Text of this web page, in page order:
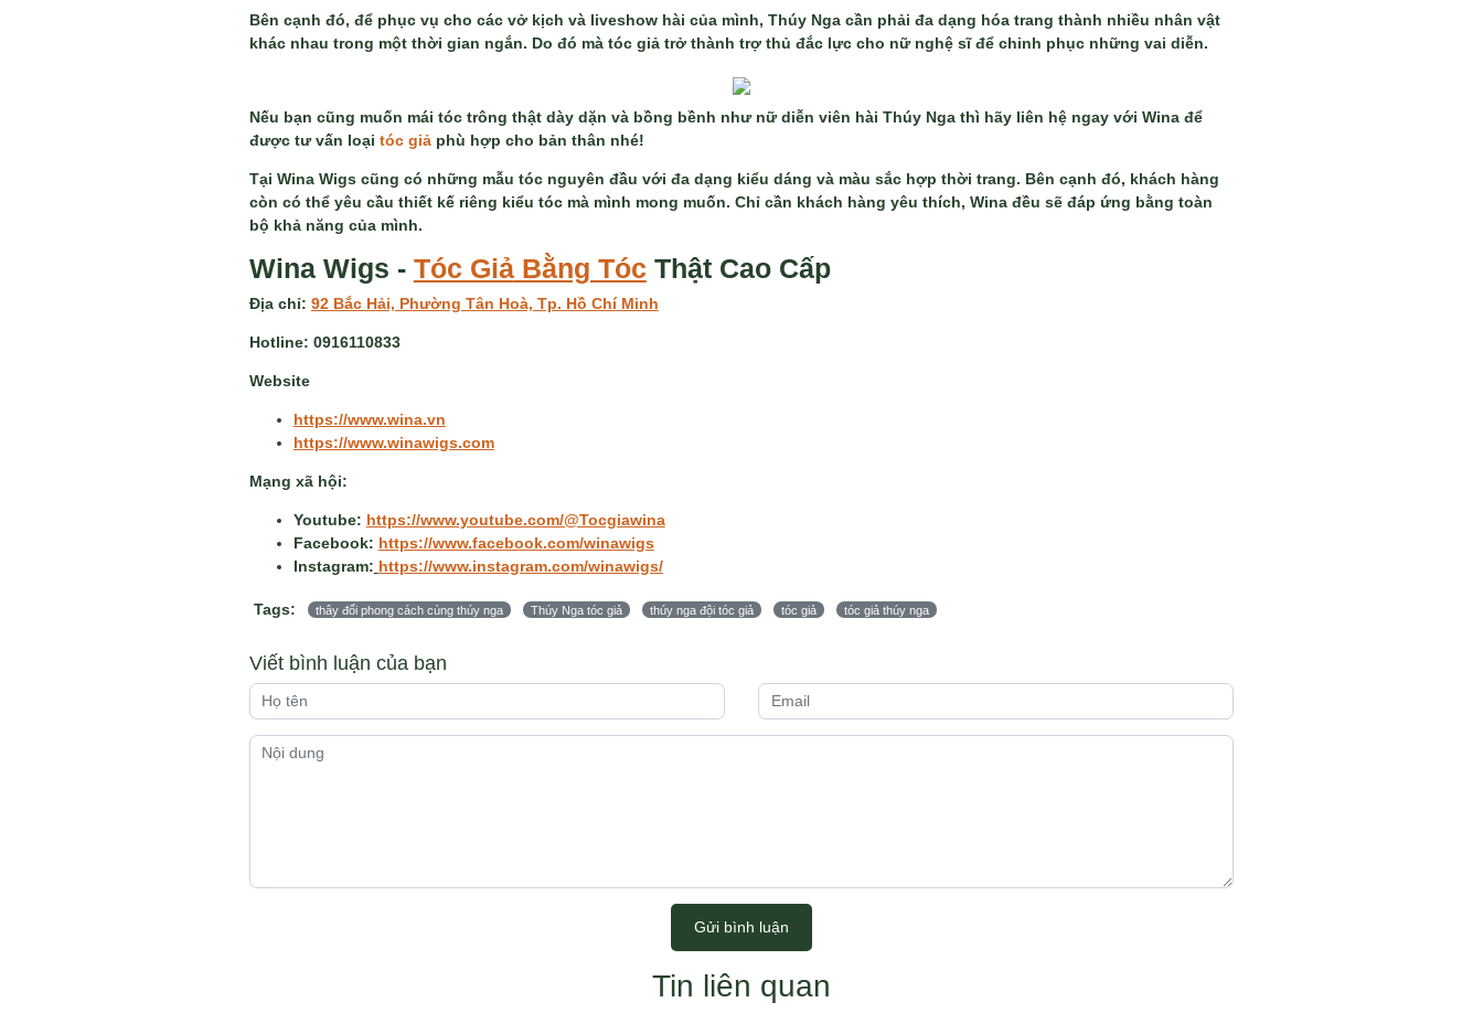
Bên cạnh đó, để phục vụ cho các vở kịch và liveshow hài của mình, Thúy Nga cần phải đa dạng hóa trang thành nhiều nhân vật
khác nhau trong một thời gian ngắn. Do đó mà tóc giả trở thành trợ thủ đắc lực cho nữ nghệ sĩ để chinh phục những vai diễn.
Nếu bạn cũng muốn mái tóc trông thật dày dặn và bồng bềnh như nữ diễn viên hài Thúy Nga thì hãy liên hệ ngay với Wina để
được tư vấn loại tóc giả phù hợp cho bản thân nhé!
Tại Wina Wigs cũng có những mẫu tóc nguyên đầu với đa dạng kiểu dáng và màu sắc hợp thời trang. Bên cạnh đó, khách hàng
còn có thể yêu cầu thiết kế riêng kiểu tóc mà mình mong muốn. Chỉ cần khách hàng yêu thích, Wina đều sẽ đáp ứng bằng toàn
bộ khả năng của mình.
Wina Wigs - Tóc GiảBằng Tóc Thật Cao Cấp
Địa chỉ: 92 Bắc Hải, Phường Tân Hoà, Tp. Hồ Chí Minh
Hotline: 0916110833
Website
https://www.wina.vn
https://www.winawigs.com
Mạng xã hội:
Youtube: https://www.youtube.com/@Tocgiawina
Facebook: https://www.facebook.com/winawigs
Instagram: https://www.instagram.com/winawigs/
Tags: thây đổi phong cách cùng thúy nga Thúy Nga tóc giả thúy nga đội tóc giả tóc giả tóc giả thúy nga
Viết bình luận của bạn
Gửi bình luận
Tin liên quan